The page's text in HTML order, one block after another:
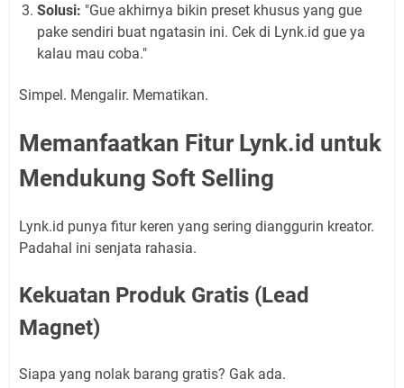
Solusi: "Gue akhirnya bikin preset khusus yang gue
pake sendiri buat ngatasin ini. Cek di Lynk.id gue ya
kalau mau coba."
Simpel. Mengalir. Mematikan.
Memanfaatkan Fitur Lynk.id untuk
Mendukung Soft Selling
Lynk.id punya fitur keren yang sering dianggurin kreator.
Padahal ini senjata rahasia.
Kekuatan Produk Gratis (Lead
Magnet)
Siapa yang nolak barang gratis? Gak ada.